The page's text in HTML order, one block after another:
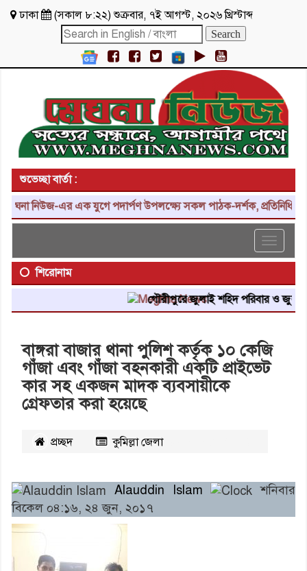
ঢাকা (সকাল ৮:২২)শুক্রবার, ৭ই আগস্ট, ২০২৬ খ্রিস্টাব্দ
শুভেচ্ছা বার্তা :
নিউজ-এর এক যুগে পদার্পণ উপলক্ষ্যে সকল পাঠক-দর্শক, প্রতিনিধি,
Toggle
শিরোনাম
গৌরীপুরে জুলাই শহিদ পরিবার ও জুলাই
বাঙ্গরা বাজার থানা পুলিশ কর্তৃক ১০ কেজি
গাঁজা এবং গাঁজা বহনকারী একটি প্রাইভেট
কার সহ একজন মাদক ব্যবসায়ীকে
গ্রেফতার করা হয়েছে
প্রচ্ছদ কুমিল্লা জেলা
Alauddin Islam
শনিবার
বিকেল ০৪:১৬, ২৪ জুন, ২০১৭